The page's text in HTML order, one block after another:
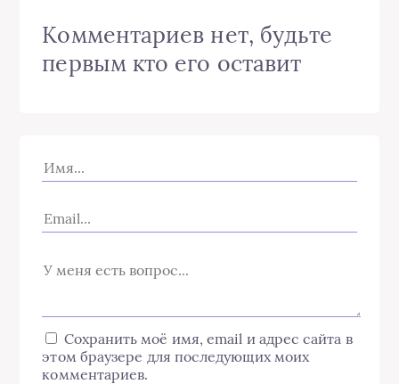
Комментариев нет, будьте
первым кто его оставит
Сохранить моё имя, email и адрес сайта в
этом браузере для последующих моих
комментариев.